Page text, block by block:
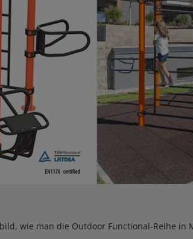
wie man die Outdoor Functional-Reihe